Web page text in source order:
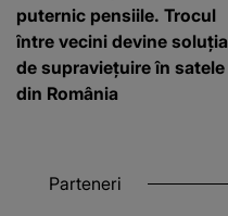
puternic pensiile. Trocul
între vecini devine soluția
de supraviețuire în satele
din România
Parteneri